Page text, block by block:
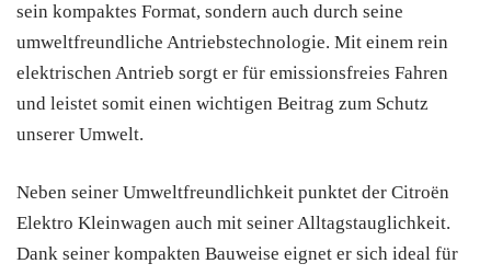
sein kompaktes Format, sondern auch durch seine
umweltfreundliche Antriebstechnologie. Mit einem rein
elektrischen Antrieb sorgt er für emissionsfreies Fahren
und leistet somit einen wichtigen Beitrag zum Schutz
unserer Umwelt.
Neben seiner Umweltfreundlichkeit punktet der Citroën
Elektro Kleinwagen auch mit seiner Alltagstauglichkeit.
Dank seiner kompakten Bauweise eignet er sich ideal für